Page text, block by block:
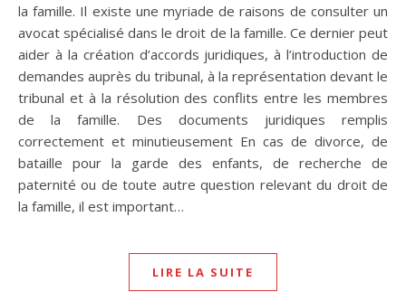
la famille. Il existe une myriade de raisons de consulter un
avocat spécialisé dans le droit de la famille. Ce dernier peut
aider à la création d’accords juridiques, à l’introduction de
demandes auprès du tribunal, à la représentation devant le
tribunal et à la résolution des conflits entre les membres
de la famille. Des documents juridiques remplis
correctement et minutieusement En cas de divorce, de
bataille pour la garde des enfants, de recherche de
paternité ou de toute autre question relevant du droit de
la famille, il est important…
LIRE LA SUITE